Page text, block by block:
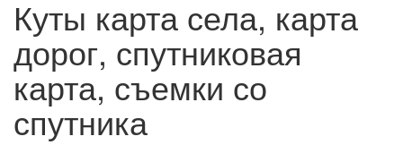
Куты карта села, карта
дорог, спутниковая
карта, съемки со
спутника